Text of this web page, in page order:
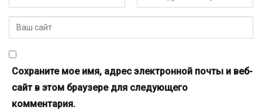
Сохраните мое имя, адрес электронной почты и веб-
сайт в этом браузере для следующего
комментария.